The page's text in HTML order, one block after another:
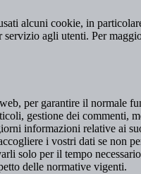
alcuni cookie, in
agli utenti. Per
per garantire il normale
gestione dei commenti,
informazioni relative ai
i vostri dati se non
solo per il tempo
delle normative vigenti.